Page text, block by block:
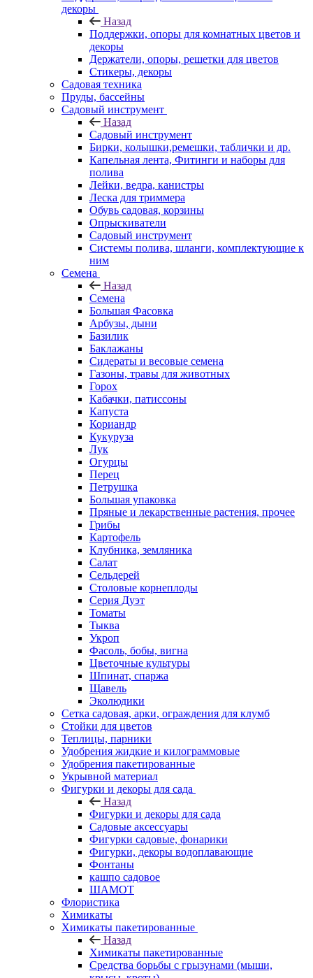
декоры
Назад
Поддержки, опоры для комнатных цветов и
декоры
Держатели, опоры, решетки для цветов
Стикеры, декоры
Садовая техника
Пруды, бассейны
Садовый инструмент
Назад
Садовый инструмент
Бирки, колышки,ремешки, таблички и др.
Капельная лента, Фитинги и наборы для
полива
Лейки, ведра, канистры
Леска для триммера
Обувь садовая, корзины
Опрыскиватели
Садовый инструмент
Системы полива, шланги, комплектующие к
ним
Семена
Назад
Семена
Большая Фасовка
Арбузы, дыни
Базилик
Баклажаны
Сидераты и весовые семена
Газоны, травы для животных
Горох
Кабачки, патиссоны
Капуста
Кориандр
Кукуруза
Лук
Огурцы
Перец
Петрушка
Большая упаковка
Пряные и лекарственные растения, прочее
Грибы
Картофель
Клубника, земляника
Салат
Сельдерей
Столовые корнеплоды
Серия Дуэт
Томаты
Тыква
Укроп
Фасоль, бобы, вигна
Цветочные культуры
Шпинат, спаржа
Щавель
Эколюдики
Сетка садовая, арки, ограждения для клумб
Стойки для цветов
Теплицы, парники
Удобрения жидкие и килограммовые
Удобрения пакетированные
Укрывной материал
Фигурки и декоры для сада
Назад
Фигурки и декоры для сада
Садовые аксессуары
Фигурки садовые, фонарики
Фигурки, декоры водоплавающие
Фонтаны
кашпо садовое
ШАМОТ
Флористика
Химикаты
Химикаты пакетированные
Назад
Химикаты пакетированные
Средства борьбы с грызунами (мыши,